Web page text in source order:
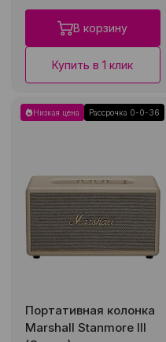
В корзину
Купить в 1 клик
Низкая цена Рассрочка 0-0-36
Портативная колонка
Marshall Stanmore III